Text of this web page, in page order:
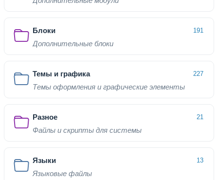
Блоки 191
Дополнительные блоки
Темы и графика 227
Темы оформления и графические элементы
Разное 21
Файлы и скрипты для системы
Языки 13
Языковые файлы